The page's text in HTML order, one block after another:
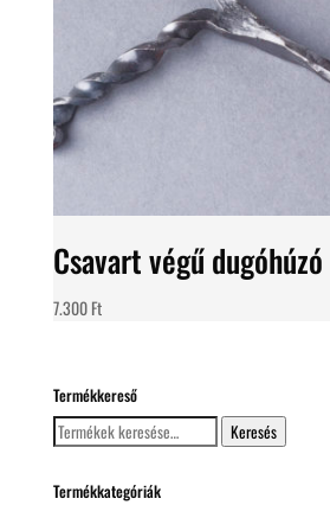
Csavart végű dugóhúzó
7.300Ft
Termékkereső
Keresés
a
Keresés
Termékkategóriák